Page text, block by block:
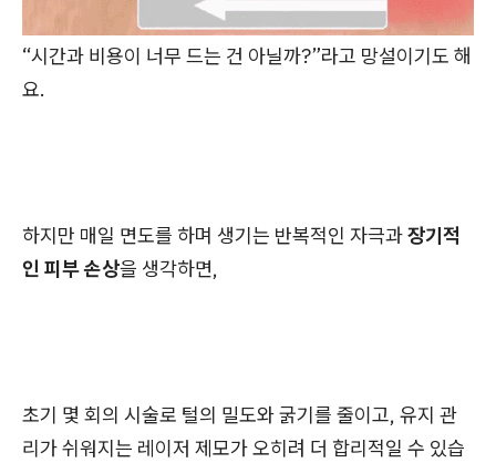
“시간과 비용이 너무 드는 건 아닐까?”라고 망설이기도 해
요.
하지만 매일 면도를 하며 생기는 반복적인 자극과장기적
인 피부 손상을 생각하면,
초기 몇 회의 시술로 털의 밀도와 굵기를 줄이고, 유지 관
리가 쉬워지는 레이저 제모가 오히려 더 합리적일 수 있습